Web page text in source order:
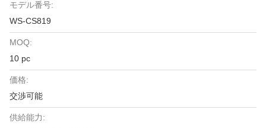
モデル番号:
WS-CS819
MOQ:
10 pc
価格:
交渉可能
供給能力: